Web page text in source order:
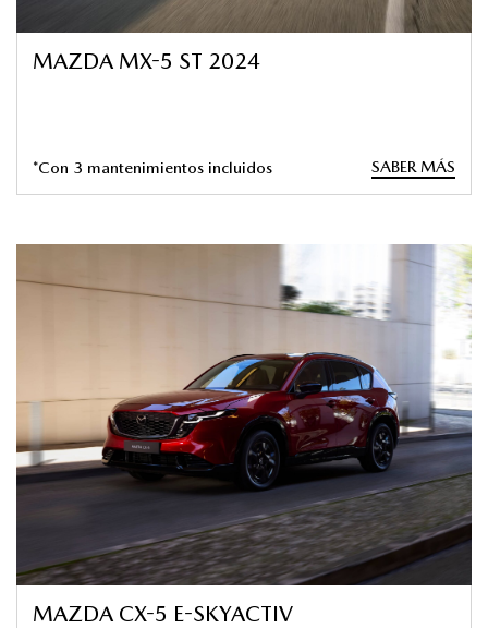
MAZDA MX-5 ST 2024
*Con 3 mantenimientos incluidos SABER MÁS
MAZDA CX-5 E-SKYACTIV